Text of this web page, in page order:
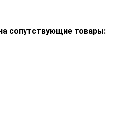
сопутствующие товары: